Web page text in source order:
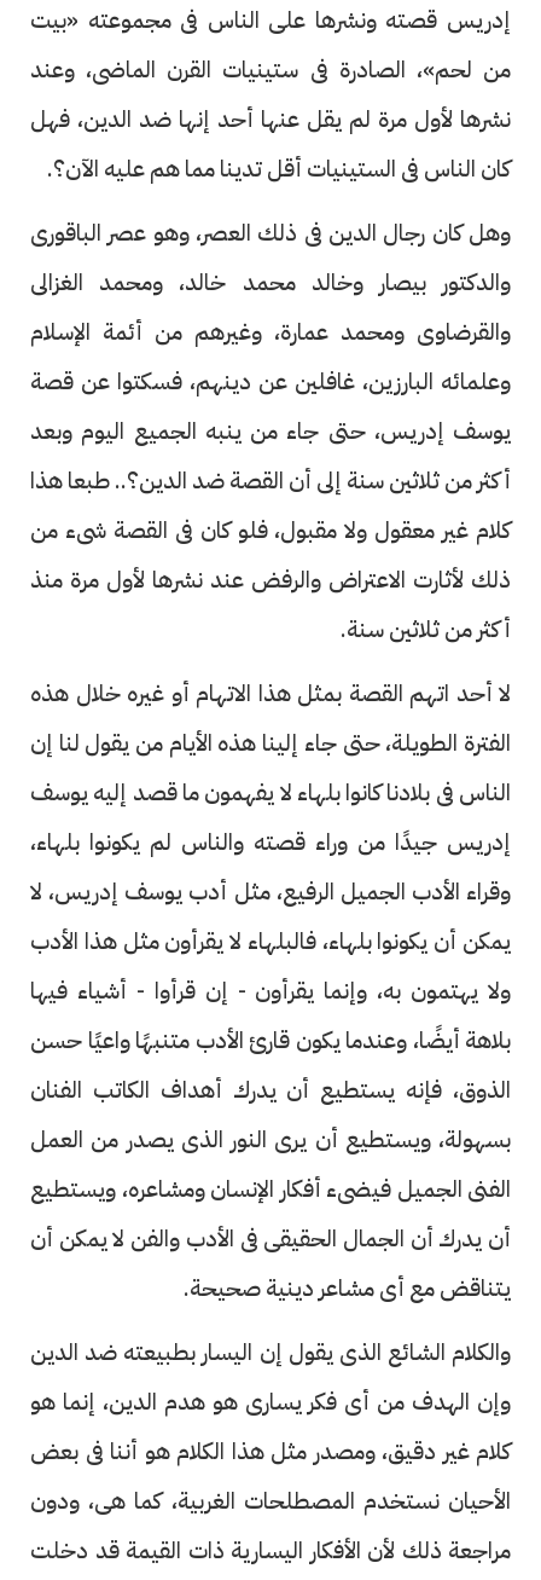
إدريس قصته ونشرها على الناس فى مجموعته «بيت
من لحم»، الصادرة فى ستينيات القرن الماضى، وعند
نشرها لأول مرة لم يقل عنها أحد إنها ضد الدين، فهل
كان الناس فى الستينيات أقل تدينا مما هم عليه الآن؟.
وهل كان رجال الدين فى ذلك العصر، وهو عصر الباقورى
والدكتور بيصار وخالد محمد خالد، ومحمد الغزالى
والقرضاوى ومحمد عمارة، وغيرهم من أئمة الإسلام
وعلمائه البارزين، غافلين عن دينهم، فسكتوا عن قصة
يوسف إدريس، حتى جاء من ينبه الجميع اليوم وبعد
أكثر من ثلاثين سنة إلى أن القصة ضد الدين؟.. طبعا هذا
كلام غير معقول ولا مقبول، فلو كان فى القصة شىء من
ذلك لأثارت الاعتراض والرفض عند نشرها لأول مرة منذ
أكثر من ثلاثين سنة.
لا أحد اتهم القصة بمثل هذا الاتهام أو غيره خلال هذه
الفترة الطويلة، حتى جاء إلينا هذه الأيام من يقول لنا إن
الناس فى بلادنا كانوا بلهاء لا يفهمون ما قصد إليه يوسف
إدريس جيدًا من وراء قصته والناس لم يكونوا بلهاء،
وقراء الأدب الجميل الرفيع، مثل أدب يوسف إدريس، لا
يمكن أن يكونوا بلهاء، فالبلهاء لا يقرأون مثل هذا الأدب
ولا يهتمون به، وإنما يقرأون - إن قرأوا - أشياء فيها
بلاهة أيضًا، وعندما يكون قارئ الأدب متنبهًا واعيًا حسن
الذوق، فإنه يستطيع أن يدرك أهداف الكاتب الفنان
بسهولة، ويستطيع أن يرى النور الذى يصدر من العمل
الفنى الجميل فيضىء أفكار الإنسان ومشاعره، ويستطيع
أن يدرك أن الجمال الحقيقى فى الأدب والفن لا يمكن أن
يتناقض مع أى مشاعر دينية صحيحة.
والكلام الشائع الذى يقول إن اليسار بطبيعته ضد الدين
وإن الهدف من أى فكر يسارى هو هدم الدين، إنما هو
كلام غير دقيق، ومصدر مثل هذا الكلام هو أننا فى بعض
الأحيان نستخدم المصطلحات الغربية، كما هى، ودون
مراجعة ذلك لأن الأفكار اليسارية ذات القيمة قد دخلت